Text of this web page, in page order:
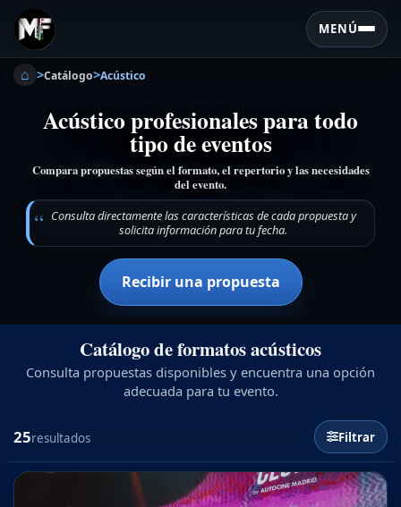
MENÚ
⌂ >Catálogo>Acústico
Acústico profesionales para todo
tipo de eventos
Compara propuestas según el formato, el repertorio y las necesidades
del evento.
Consulta directamente las características de cada propuesta y
solicita información para tu fecha.
Recibir una propuesta
Catálogo de formatos acústicos
Consulta propuestas disponibles y encuentra una opción
adecuada para tu evento.
25resultados Filtrar